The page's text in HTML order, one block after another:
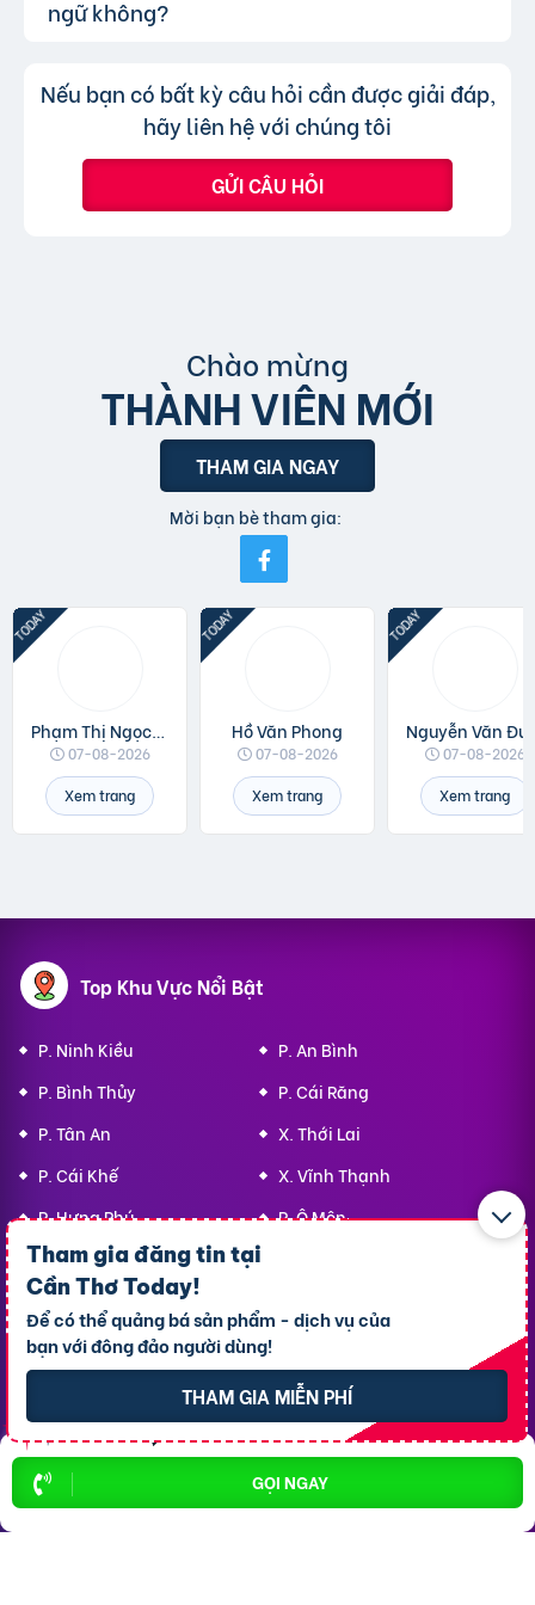
GỌI NGAY
Tham gia đăng tin tại
Cần Thơ Today!
Để có thể quảng bá sản phẩm - dịch vụ của
bạn với đông đảo người dùng!
THAM GIA MIỄN PHÍ
chuyên mục khác mà cần đăng tin mới.
thông qua lượt nhấp và truy cập trực tiếp, có
bài đăng.
ngữ không?
Trả lời:
Không, trang web chỉ chấp nhận các
tin đăng sử dụng tiếng Việt có dấu.
Nếu bạn có bất kỳ câu hỏi cần được giải đáp,
hãy liên hệ với chúng tôi
GỬI CÂU HỎI
Chào mừng
THÀNH VIÊN MỚI
THAM GIA NGAY
Mời bạn bè tham gia:
Phạm Thị Ngọc Linh
07-08-2026
Xem trang
Hồ Văn Phong
07-08-2026
Xem trang
07-08-2026
Xem trang
Top Khu Vực Nổi Bật
P. Ninh Kiều
P. An Bình
P. Bình Thủy
P. Cái Răng
P. Tân An
X. Thới Lai
P. Cái Khế
X. Vĩnh Thạnh
P. Hưng Phú
P. Ô Môn
Top 10 Khu Vực Bất động sản
Bất động sản P. Ninh Kiều
Bất động sản P. Cái Răng
Bất động sản P. Tân An
Bất động sản P. Cái Khế